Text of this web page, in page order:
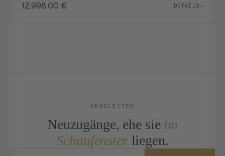
12.998,00 € DETAILS→
NEWSLETTER
Neuzugänge, ehe sie im
Schaufensterliegen.